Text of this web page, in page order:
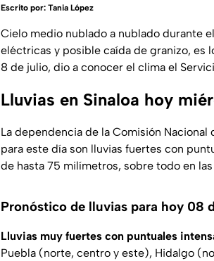
Escrito por: Tania López
Cielo medio nublado a nublado durante
eléctricas y posible caída de granizo, es
8 de julio, dio a conocer el clima el
Lluvias en Sinaloa hoy
La dependencia de la Comisión
para este día son lluvias fuertes con
de hasta 75 milímetros, sobre todo en
Pronóstico de lluvias para hoy 08
Lluvias muy fuertes con puntuales
Puebla (norte, centro y este), Hidalgo